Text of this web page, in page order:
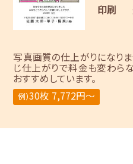
印刷
写真画質の仕上がりになり
じ仕上がりで料金も変わら
おすすめしています。
例）30枚 7,772円～